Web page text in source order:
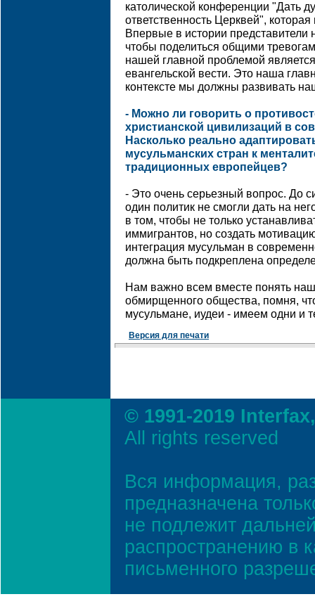
католической конференции "Дать
ответственность Церквей",
Впервые в истории
чтобы поделиться общими
нашей главной проблемой
евангельской вести. Это наша
контексте мы должны развивать
- Можно ли говорить о
христианской цивилизаций в
Насколько реально
мусульманских стран к
традиционных европейцев?
- Это очень серьезный вопрос. До
один политик не смогли дать на
в том, чтобы не только
иммигрантов, но создать
интеграция мусульман в
должна быть подкреплена
Нам важно всем вместе понять
обмирщенного общества, помня,
мусульмане, иудеи - имеем одни и
Версия для печати
© 1991-2019
All rights reserved
Вся информация,
предназначена
не подлежит
распространению в
письменного